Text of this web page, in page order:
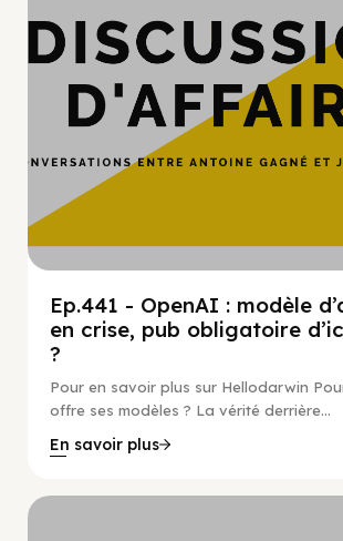
Ep.441 - OpenAI : modèle
en crise, pub obligatoire
?
Pour en savoir plus sur Hellodarwin
offre ses modèles ? La vérité derrière...
En savoir plus